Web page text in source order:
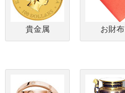
貴金属 お財布